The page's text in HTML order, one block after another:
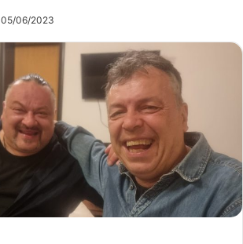
05/06/2023